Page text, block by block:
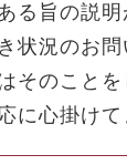
る旨の説
状況のお問
そのこと
に心掛けて